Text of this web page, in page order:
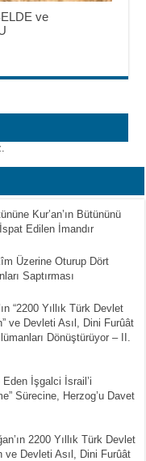
ve
Kur’an’ın Bütününü
Edilen İmandır
Üzerine Oturup Dört
Saptırması
“2200 Yıllık Türk Devlet
ve Devleti Asıl, Dini Furûât
Dönüştürüyor – II.
Eden İşgalci İsrail’i
Sürecine, Herzog’u Davet
2200 Yıllık Türk Devlet
ve Devleti Asıl, Dini Furûât